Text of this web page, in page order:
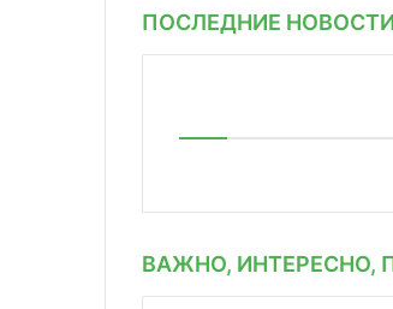
ПОСЛЕДНИЕ НОВОСТИ
ВАЖНО, ИНТЕРЕСНО,